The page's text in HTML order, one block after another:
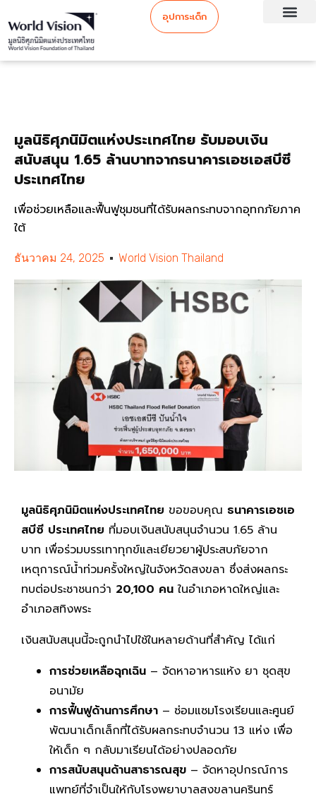
อุปการะเด็ก
มูลนิธิศุภนิมิตแห่งประเทศไทย รับมอบเงิน
สนับสนุน 1.65 ล้านบาทจากธนาคารเอชเอสบีซี
ประเทศไทย
เพื่อช่วยเหลือและฟื้นฟูชุมชนที่ได้รับผลกระทบจากอุทกภัยภาค
ใต้
ธันวาคม 24, 2025 World Vision Thailand
มูลนิธิศุภนิมิตแห่งประเทศไทย ขอขอบคุณ ธนาคารเอชเอ
สบีซี ประเทศไทย ที่มอบเงินสนับสนุนจำนวน 1.65 ล้าน
บาท เพื่อร่วมบรรเทาทุกข์และเยียวยาผู้ประสบภัยจาก
เหตุการณ์น้ำท่วมครั้งใหญ่ในจังหวัดสงขลา ซึ่งส่งผลกระ
ทบต่อประชาชนกว่า 20,100 คน ในอำเภอหาดใหญ่และ
อำเภอสทิงพระ
เงินสนับสนุนนี้จะถูกนำไปใช้ในหลายด้านที่สำคัญ ได้แก่
การช่วยเหลือฉุกเฉิน – จัดหาอาหารแห้ง ยา ชุดสุข
อนามัย
การฟื้นฟูด้านการศึกษา – ซ่อมแซมโรงเรียนและศูนย์
พัฒนาเด็กเล็กที่ได้รับผลกระทบจำนวน 13 แห่ง เพื่อ
ให้เด็ก ๆ กลับมาเรียนได้อย่างปลอดภัย
การสนับสนุนด้านสาธารณสุข – จัดหาอุปกรณ์การ
แพทย์ที่จำเป็นให้กับโรงพยาบาลสงขลานครินทร์